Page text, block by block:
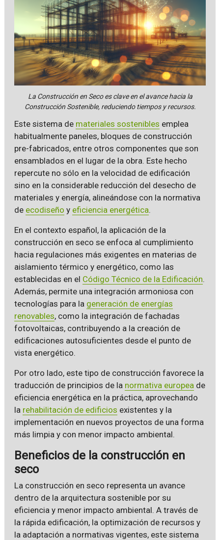
La Construcción en Seco es clave en el avance hacia la
Construcción Sostenible, reduciendo tiempos y recursos.
Este sistema de materiales sostenibles emplea
habitualmente paneles, bloques de construcción
pre-fabricados, entre otros componentes que son
ensamblados en el lugar de la obra. Este hecho
repercute no sólo en la velocidad de edificación
sino en la considerable reducción del desecho de
materiales y energía, alineándose con la normativa
de ecodiseño y eficiencia energética.
En el contexto español, la aplicación de la
construcción en seco se enfoca al cumplimiento
hacia regulaciones más exigentes en materias de
aislamiento térmico y energético, como las
establecidas en el Código Técnico de la Edificación.
Además, permite una integración armoniosa con
tecnologías para la generación de energías
renovables, como la integración de fachadas
fotovoltaicas, contribuyendo a la creación de
edificaciones autosuficientes desde el punto de
vista energético.
Por otro lado, este tipo de construcción favorece la
traducción de principios de la normativa europea de
eficiencia energética en la práctica, aprovechando
la rehabilitación de edificios existentes y la
implementación en nuevos proyectos de una forma
más limpia y con menor impacto ambiental.
Beneficios de la construcción en
seco
La construcción en seco representa un avance
dentro de la arquitectura sostenible por su
eficiencia y menor impacto ambiental. A través de
la rápida edificación, la optimización de recursos y
la adaptación a normativas vigentes, este sistema